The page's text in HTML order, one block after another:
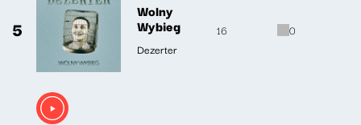
5
Wolny
Wybieg
Dezerter
16 0